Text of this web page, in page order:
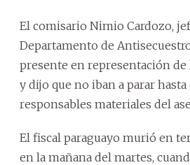
El comisario Nimio Cardozo,
Departamento de
presente en representación de
y dijo que no iban a parar
responsables materiales del
El fiscal paraguayo murió en
en la mañana del martes,